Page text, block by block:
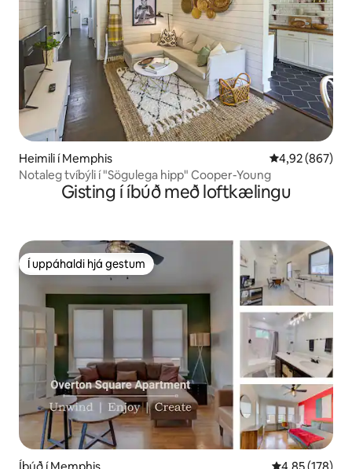
Heimili í Memphis 4,92 af 5 í
4,92 (867)
Notaleg tvíbýli í "Sögulega hipp" Cooper-Young
Gisting í íbúð með loftkælingu
Í uppáhaldi hjá gestum
Í uppáhaldi hjá gestum